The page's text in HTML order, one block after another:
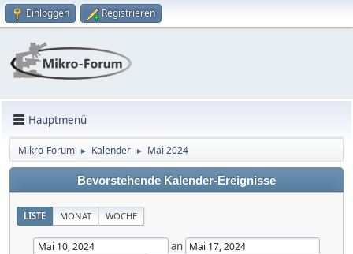
Einloggen Registrieren
Hauptmenü
Mikro-Forum ► Kalender ► Mai 2024
Bevorstehende Kalender-Ereignisse
LISTE MONAT WOCHE
an